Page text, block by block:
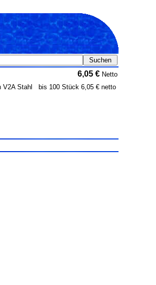
6,05 € Netto
V2A Stahl bis 100 Stück 6,05 € netto